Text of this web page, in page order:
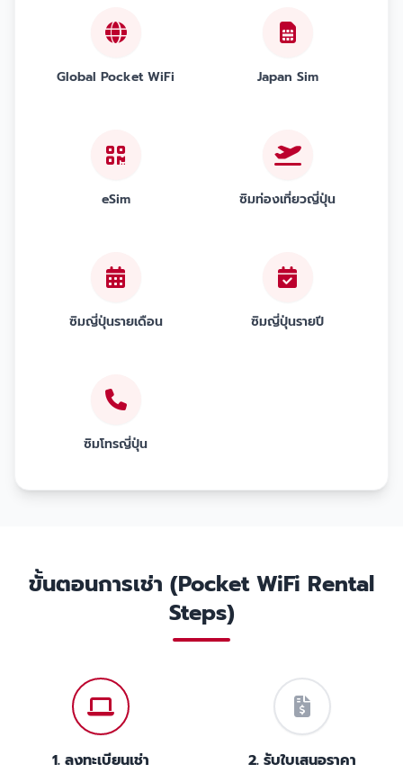
Global Pocket WiFi Japan Sim
eSim ซิมท่องเที่ยวญี่ปุ่น
ซิมญี่ปุ่นรายเดือน ซิมญี่ปุ่นรายปี
ซิมโทรญี่ปุ่น
ขั้นตอนการเช่า (Pocket WiFi Rental
Steps)
1. ลงทะเบียนเช่า 2. รับใบเสนอราคา